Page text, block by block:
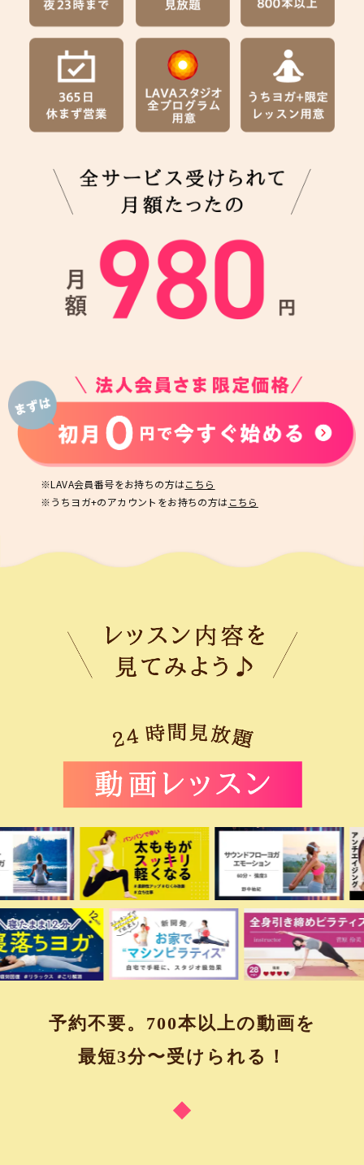
※LAVA会員番号をお持ちの方はこちら
※うちヨガ+のアカウントをお持ちの方はこちら
予約不要。700本以上の動画を
最短3分〜受けられる！